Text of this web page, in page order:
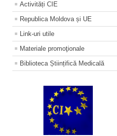
Activități CIE
Republica Moldova și UE
Link-uri utile
Materiale promoţionale
Biblioteca Științifică Medicală